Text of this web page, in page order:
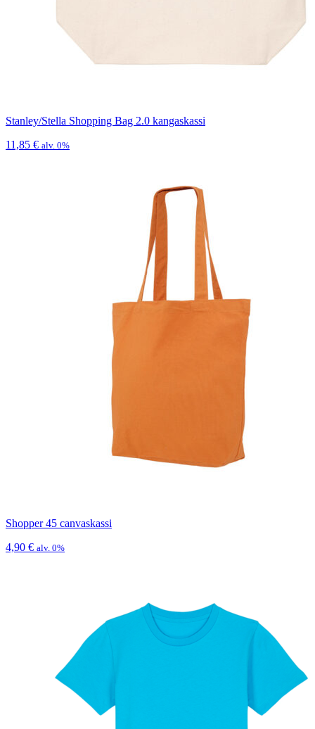
Stanley/Stella Shopping Bag 2.0 kangaskassi
11,85 € alv. 0%
Shopper 45 canvaskassi
4,90 € alv. 0%